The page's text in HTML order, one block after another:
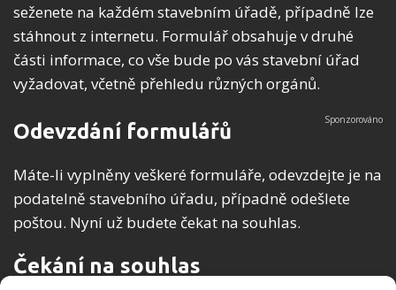
seženete na každém stavebním úřadě, případně lze
stáhnout z internetu. Formulář obsahuje v druhé
části informace, co vše bude po vás stavební úřad
vyžadovat, včetně přehledu různých orgánů.
Odevzdání formulářů
Máte-li vyplněny veškeré formuláře, odevzdejte je na
podatelně stavebního úřadu, případně odešlete
poštou. Nyní už budete čekat na souhlas.
Čekání na souhlas